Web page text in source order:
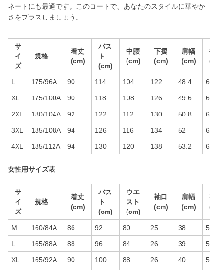
ネートにも最適です。このコートで、あなたのスタイルに華やか
さをプラスしましょう。
サ
イ
ズ
規格
着丈
(cm)
バス
ト
(cm)
中腰
(cm)
下摆
(cm)
肩幅
(cm)
袖
L 175/96A 90 114 104 122 48.4 62
XL 175/100A 90 118 108 126 49.6 62
2XL 180/104A 92 122 112 130 50.8 63
3XL 185/108A 94 126 116 134 52 64
4XL 185/112A 94 130 120 138 53.2 64
女性用サイズ表
サ
イ
ズ
規格
着丈
(cm)
バス
ト
(cm)
ウエ
スト
(cm)
袖口
(cm)
肩幅
(cm)
袖
M 160/84A 86 92 80 25 38 58
L 165/88A 88 96 84 26 39 59
XL 165/92A 90 100 88 26 40 59